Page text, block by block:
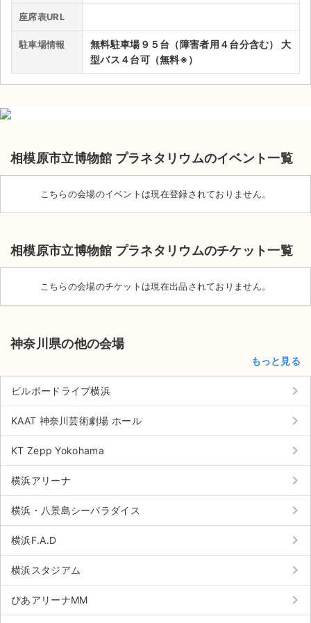
サイト情報
チケットジャム運営会社
プライバシーポリシー
特定商取引法に基づく表記
公演登録依頼
不正転売禁止法について
チケットジャムの取り組み
音楽情報
座席表URL
駐車場情報
無料駐車場９５台（障害者用４台分含む） 大
型バス４台可（無料※）
相模原市立博物館 プラネタリウムのイベント一覧
こちらの会場のイベントは現在登録されておりません。
相模原市立博物館 プラネタリウムのチケット一覧
こちらの会場のチケットは現在出品されておりません。
神奈川県の他の会場
もっと見る
ビルボードライブ横浜 keyboard_arrow_right
KAAT 神奈川芸術劇場 ホール keyboard_arrow_right
KT Zepp Yokohama keyboard_arrow_right
横浜アリーナ keyboard_arrow_right
横浜・八景島シーパラダイス keyboard_arrow_right
横浜F.A.D keyboard_arrow_right
横浜スタジアム keyboard_arrow_right
ぴあアリーナMM
keyboard_arrow_right